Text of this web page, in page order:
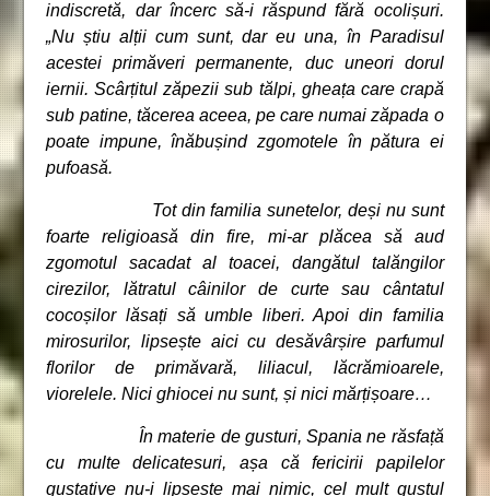
indiscretă, dar încerc să-i răspund fără ocolișuri.
„Nu știu alții cum sunt, dar eu una, în Paradisul
acestei primăveri permanente, duc uneori dorul
iernii. Scârțitul zăpezii sub tălpi, gheața care crapă
sub patine, tăcerea aceea, pe care numai zăpada o
poate impune, înăbușind zgomotele în pătura ei
pufoasă.
Tot din familia sunetelor, deși nu sunt
foarte religioasă din fire, mi-ar plăcea să aud
zgomotul sacadat al toacei, dangătul talăngilor
cirezilor, lătratul câinilor de curte sau cântatul
cocoșilor lăsați să umble liberi. Apoi din familia
mirosurilor, lipsește aici cu desăvârșire parfumul
florilor de primăvară, liliacul, lăcrămioarele,
viorelele. Nici ghiocei nu sunt, și nici mărțișoare…
În materie de gusturi, Spania ne răsfață
cu multe delicatesuri, așa că fericirii papilelor
gustative nu-i lipsește mai nimic, cel mult gustul